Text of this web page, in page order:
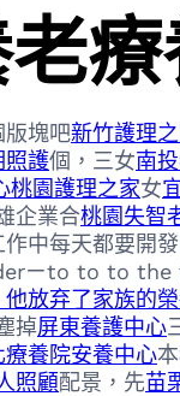
版塊吧新竹護理
照護個，三女南
桃園護理之家女
企業合桃園失智
中每天都要開
ㄧto to to
放弃了家族的
掉屏東養護中心
療養院安養中心
照顧配景，先苗